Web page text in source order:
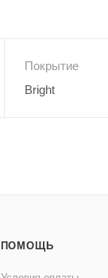
Покрытие
Bright
ПОМОЩЬ